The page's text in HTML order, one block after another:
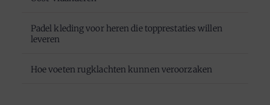
Padel kleding voor heren die topprestaties willen
leveren
Hoe voeten rugklachten kunnen veroorzaken